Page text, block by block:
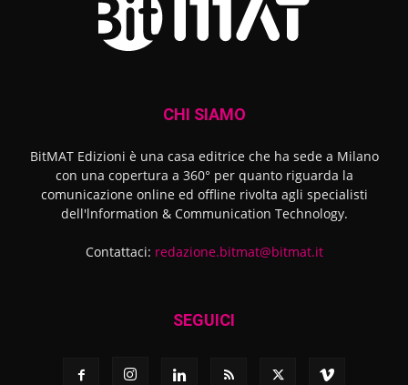
CHI SIAMO
BitMAT Edizioni è una casa editrice che ha sede a Milano
con una copertura a 360° per quanto riguarda la
comunicazione online ed offline rivolta agli specialisti
dell'lnformation & Communication Technology.
Contattaci: redazione.bitmat@bitmat.it
SEGUICI